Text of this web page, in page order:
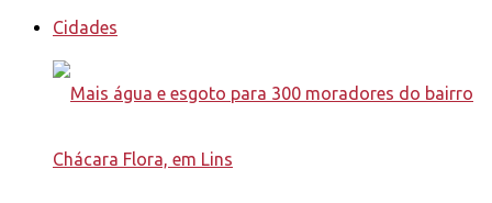
Cidades